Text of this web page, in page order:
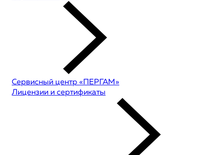
Сервисный центр «ПЕРГАМ»
Лицензии и сертификаты